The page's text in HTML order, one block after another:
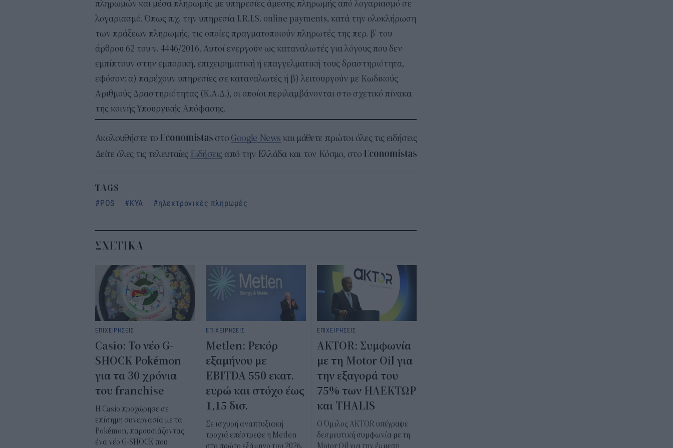
πληρωμών και μέσα πληρωμής με υπηρεσίες άμεσης πληρωμής από λογαριασμό σε
λογαριασμό. Όπως π.χ. την υπηρεσία I.R.I.S. online payments, κατά την ολοκλήρωση
των πράξεων πληρωμής, τις οποίες πραγματοποιούν πληρωτές της περ. β’ του
άρθρου 62 του ν. 4446/2016. Αυτοί ενεργούν ως καταναλωτές για λόγους που δεν
εμπίπτουν στην εμπορική, επιχειρηματική ή επαγγελματική τους δραστηριότητα,
εφόσον: α) παρέχουν υπηρεσίες σε καταναλωτές ή β) λειτουργούν με Κωδικούς
Αριθμούς Δραστηριότητας (Κ.Α.Δ.), οι οποίοι περιλαμβάνονται στο σχετικό πίνακα
της κοινής Υπουργικής Απόφασης.
Ακολουθήστε το στο Google News και μάθετε πρώτοι όλες τις ειδήσεις
Δείτε όλες τις τελευταίες Ειδήσειςαπό την Ελλάδα και τον Κόσμο, στο
TAGS
POS
ΚΥΑ ηλεκτρονικές πληρωμές
ΣΧΕΤΙΚΑ
ΕΠΙΧΕΙΡΗΣΕΙΣ
Casio: Το νέο G-
SHOCK Pokémon
για τα 30 χρόνια
του franchise
Η Casio προχώρησε σε
επίσημη συνεργασία με τα
Pokémon, παρουσιάζοντας
ένα νέο G-SHOCK που
ΕΠΙΧΕΙΡΗΣΕΙΣ
Metlen: Ρεκόρ
εξαμήνου με
EBITDA 550 εκατ.
ευρώ και στόχο έως
1,15 δισ.
Σε ισχυρή αναπτυξιακή
τροχιά επέστρεψε η Metlen
στο πρώτο εξάμηνο του 2026,
ΕΠΙΧΕΙΡΗΣΕΙΣ
AKTOR: Συμφωνία
με τη Motor Oil για
την εξαγορά του
75% των ΗΛΕΚΤΩΡ
και THALIS
Ο Όμιλος AKTOR υπέγραψε
δεσμευτική συμφωνία με τη
Motor Oil για την έμμεση